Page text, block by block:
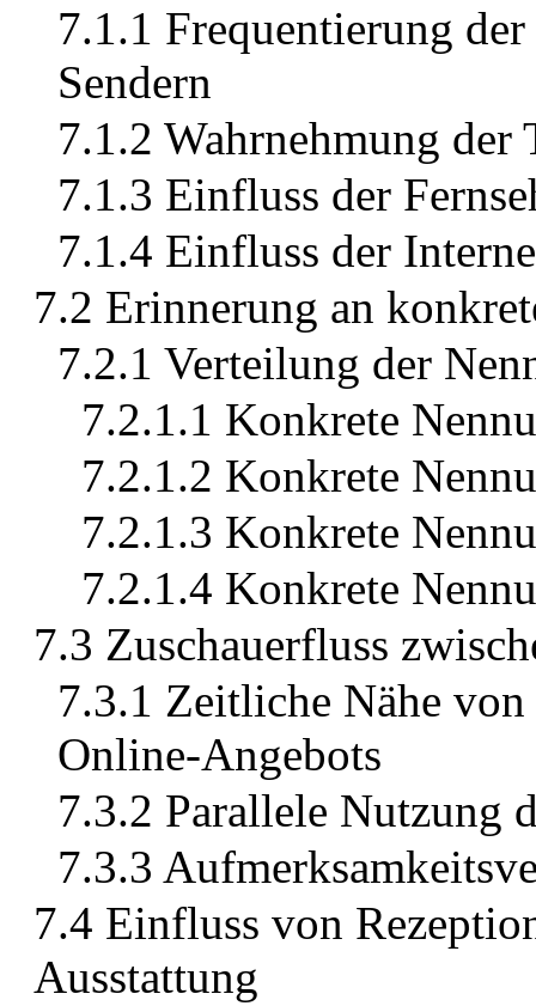
7.1.1 Frequentierung
Sendern
7.1.2 Wahrnehmung
7.1.3 Einfluss der
7.1.4 Einfluss der
7.2 Erinnerung an
7.2.1 Verteilung der
7.2.1.1 Konkrete
7.2.1.2 Konkrete
7.2.1.3 Konkrete
7.2.1.4 Konkrete
7.3 Zuschauerfluss
7.3.1 Zeitliche Nähe
Online-Angebots
7.3.2 Parallele Nutzung
7.3.3
7.4 Einfluss von
Ausstattung